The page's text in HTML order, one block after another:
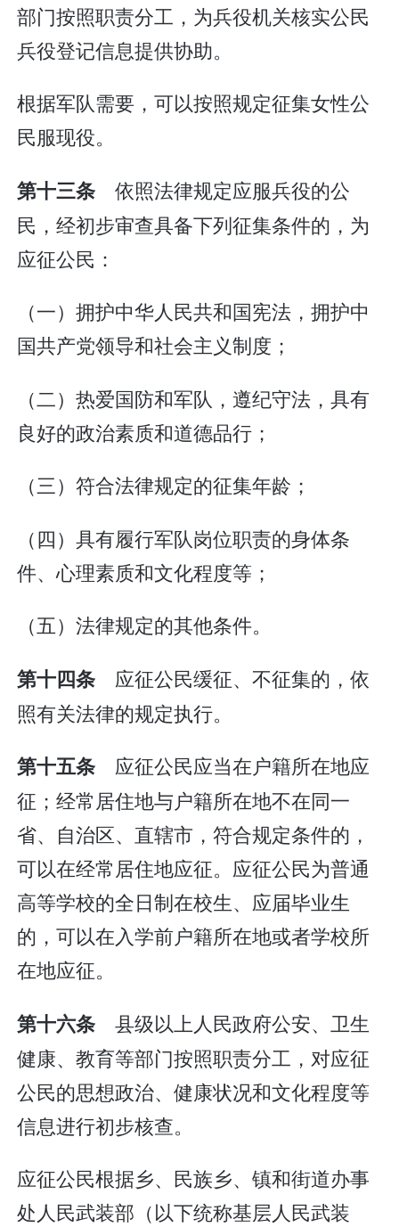
部门按照职责分工，为兵役机关核实公民
兵役登记信息提供协助。
根据军队需要，可以按照规定征集女性公
民服现役。
第十三条 依照法律规定应服兵役的公
民，经初步审查具备下列征集条件的，为
应征公民：
（一）拥护中华人民共和国宪法，拥护中
国共产党领导和社会主义制度；
（二）热爱国防和军队，遵纪守法，具有
良好的政治素质和道德品行；
（三）符合法律规定的征集年龄；
（四）具有履行军队岗位职责的身体条
件、心理素质和文化程度等；
（五）法律规定的其他条件。
第十四条 应征公民缓征、不征集的，依
照有关法律的规定执行。
第十五条 应征公民应当在户籍所在地应
征；经常居住地与户籍所在地不在同一
省、自治区、直辖市，符合规定条件的，
可以在经常居住地应征。应征公民为普通
高等学校的全日制在校生、应届毕业生
的，可以在入学前户籍所在地或者学校所
在地应征。
第十六条 县级以上人民政府公安、卫生
健康、教育等部门按照职责分工，对应征
公民的思想政治、健康状况和文化程度等
信息进行初步核查。
应征公民根据乡、民族乡、镇和街道办事
处人民武装部（以下统称基层人民武装